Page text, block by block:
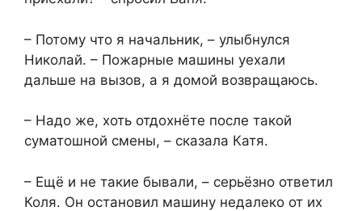
– Потому что я начальник, – улыбнулся
Николай. – Пожарные машины уехали
дальше на вызов, а я домой возвращаюсь.
– Надо же, хоть отдохнёте после такой
суматошной смены, – сказала Катя.
– Ещё и не такие бывали, – серьёзно ответил
Коля. Он остановил машину недалеко от их